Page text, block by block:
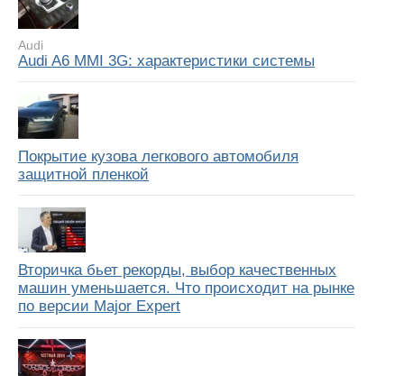
Audi
Audi A6 MMI 3G: характеристики системы
Покрытие кузова легкового автомобиля
защитной пленкой
Вторичка бьет рекорды, выбор качественных
машин уменьшается. Что происходит на рынке
по версии Major Expert